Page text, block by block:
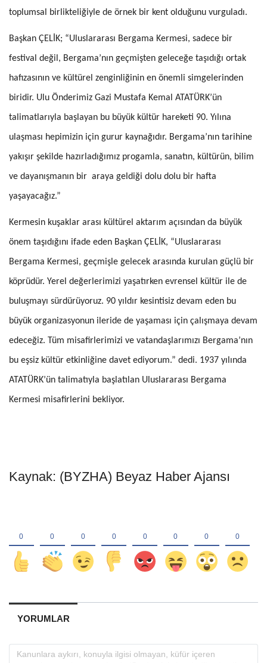
toplumsal birlikteliğiyle de örnek bir kent olduğunu vurguladı.
Başkan ÇELİK; “Uluslararası Bergama Kermesi, sadece bir
festival değil, Bergama’nın geçmişten geleceğe taşıdığı ortak
hafızasının ve kültürel zenginliğinin en önemli simgelerinden
biridir. Ulu Önderimiz Gazi Mustafa Kemal ATATÜRK’ün
talimatlarıyla başlayan bu büyük kültür hareketi 90. Yılına
ulaşması hepimizin için gurur kaynağıdır. Bergama’nın tarihine
yakışır şekilde hazırladığımız progamla, sanatın, kültürün, bilim
ve dayanışmanın bir araya geldiği dolu dolu bir hafta
yaşayacağız.”
Kermesin kuşaklar arası kültürel aktarım açısından da büyük
önem taşıdığını ifade eden Başkan ÇELİK, “Uluslararası
Bergama Kermesi, geçmişle gelecek arasında kurulan güçlü bir
köprüdür. Yerel değerlerimizi yaşatırken evrensel kültür ile de
buluşmayı sürdürüyoruz. 90 yıldır kesintisiz devam eden bu
büyük organizasyonun ileride de yaşaması için çalışmaya devam
edeceğiz. Tüm misafirlerimizi ve vatandaşlarımızı Bergama’nın
bu eşsiz kültür etkinliğine davet ediyorum.” dedi. 1937 yılında
ATATÜRK’ün talimatıyla başlatılan Uluslararası Bergama
Kermesi misafirlerini bekliyor.
Kaynak: (BYZHA) Beyaz Haber Ajansı
YORUMLAR